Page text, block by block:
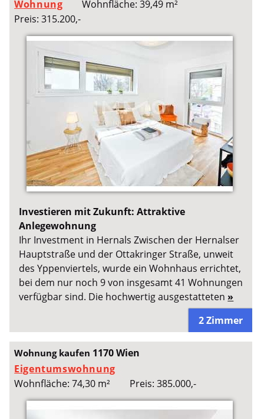
Wohnung
Wohnfläche: 39,49 m²
Preis: 315.200,-
Investieren mit Zukunft: Attraktive
Anlegewohnung
Ihr Investment in Hernals Zwischen der Hernalser
Hauptstraße und der Ottakringer Straße, unweit
des Yppenviertels, wurde ein Wohnhaus errichtet,
bei dem nur noch 9 von insgesamt 41 Wohnungen
verfügbar sind. Die hochwertig ausgestatteten »
2 Zimmer
Wohnung kaufen 1170 Wien
Eigentumswohnung
Wohnfläche: 74,30 m²
Preis: 385.000,-